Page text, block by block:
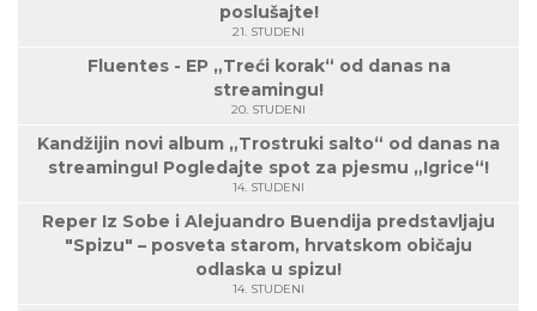
poslušajte!
21. STUDENI
Fluentes - EP „Treći korak“ od danas na
streamingu!
20. STUDENI
Kandžijin novi album „Trostruki salto“ od danas na
streamingu! Pogledajte spot za pjesmu „Igrice“!
14. STUDENI
Reper Iz Sobe i Alejuandro Buendija predstavljaju
"Spizu" – posveta starom, hrvatskom običaju
odlaska u spizu!
14. STUDENI